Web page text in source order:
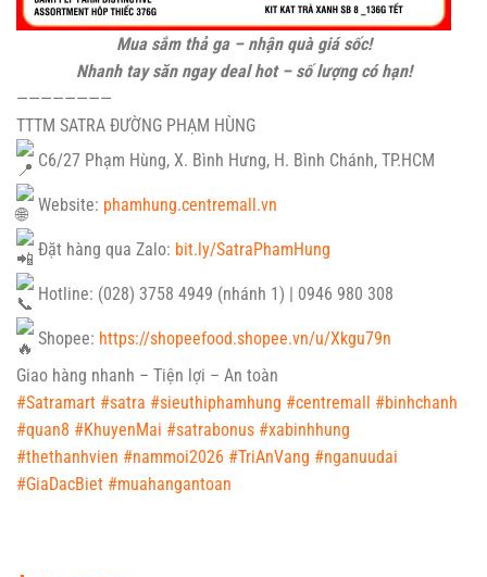
Mua sắm thả ga – nhận quà giá sốc!
Nhanh tay săn ngay deal hot – số lượng có hạn!
————————
TTTM SATRA ĐƯỜNG PHẠM HÙNG
C6/27 Phạm Hùng, X. Bình Hưng, H. Bình Chánh, TP.HCM
Website: phamhung.centremall.vn
Đặt hàng qua Zalo: bit.ly/SatraPhamHung
Hotline: (028) 3758 4949 (nhánh 1) | 0946 980 308
Shopee: https://shopeefood.shopee.vn/u/Xkgu79n
Giao hàng nhanh – Tiện lợi – An toàn
#Satramart #satra #sieuthiphamhung #centremall #binhchanh
#quan8 #KhuyenMai #satrabonus #xabinhhung
#thethanhvien #nammoi2026 #TriAnVang #nganuudai
#GiaDacBiet #muahangantoan